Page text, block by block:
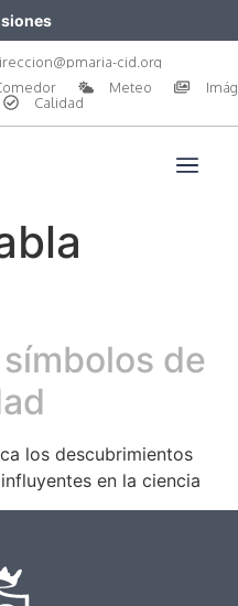
cid.org
Meteo
Calidad
de
los descubrimientos
en la ciencia